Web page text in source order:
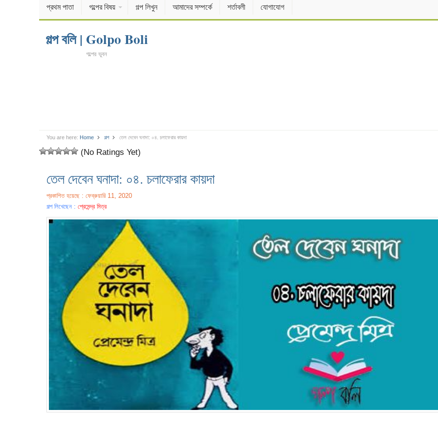
প্রথম পাতা গল্পের বিষয় গল্প লিখুন আমাদের সম্পর্কে শর্তাবলী যোগাযোগ
গল্প বলি | Golpo Boli
গল্পের ভুবন
You are here: Home গল্প তেল দেবেন ঘনাদা: ০৪. চলাফেরার কায়দা
(No Ratings Yet)
তেল দেবেন ঘনাদা: ০৪. চলাফেরার কায়দা
প্রকাশিত হয়েছে : ফেব্রুয়ারি 11, 2020
গল্প লিখেছেন : প্রেমেন্দ্র মিত্র